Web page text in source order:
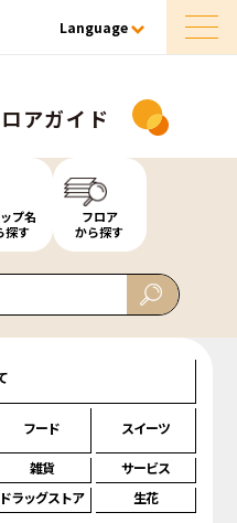
Language
アガイド
プ名
探す
フロア
から探す
フード スイーツ
雑貨
サービス
ドラッグストア 生花